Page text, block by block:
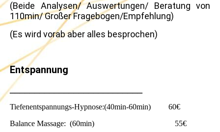
(Beide Analysen/ Auswertungen/ Beratung von
110min/ Großer Fragebogen/Empfehlung)
(Es wird vorab aber alles besprochen)
Entspannung
___________________________
Tiefenentspannungs-Hypnose:(40min-60min) 60€
Balance Massage: (60min) 55€